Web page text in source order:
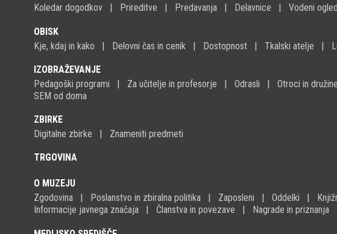
Koledar dogodkov
Prireditve Predavanja Delavnice Vodeni
OBISK
Kje, kdaj in kako
Delovni čas in cenik Dostopnost Tkalski atelje
IZOBRAŽEVANJE
Pedagoški programi
Za učitelje in profesorje Odrasli Otroci in družine
SEM od doma
ZBIRKE
Digitalne zbirke
Znameniti predmeti
TRGOVINA
O MUZEJU
Zgodovina
Poslanstvo in zbiralna politika Zaposleni Oddelki
Informacije javnega značaja
Članstva in povezave Nagrade in priznanja